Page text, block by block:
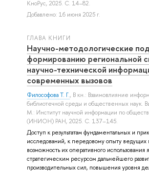
КноРус, 2025. С. 14–82.
Добавлено: 16 июня 2025 г.
ГЛАВА КНИГИ
Научно-методологические
формированию региональной
научно-технической
современных вызовов
Философова Т. Г., В кн.: Взаимовлияние
библиотечной среды и общественных наук.
М.: Институт научной информации по
(ИНИОН) РАН, 2025. С. 137–145.
Доступ к результатам фундаментальных и
исследований, к передовому опыту ведущих
возможность их оперативного использования
стратегическим ресурсом дальнейшего
производительных сил, повышения уровня